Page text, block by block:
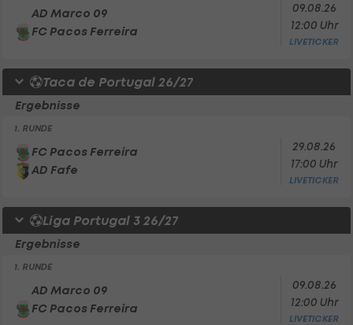
AD Marco 09
FC Pacos Ferreira
09.08.26
12:00 Uhr
LIVETICKER
Taca de Portugal 26/27
Ergebnisse
1. RUNDE
FC Pacos Ferreira
AD Fafe
29.08.26
17:00 Uhr
LIVETICKER
Liga Portugal 3 26/27
Ergebnisse
1. RUNDE
AD Marco 09
FC Pacos Ferreira
09.08.26
12:00 Uhr
LIVETICKER